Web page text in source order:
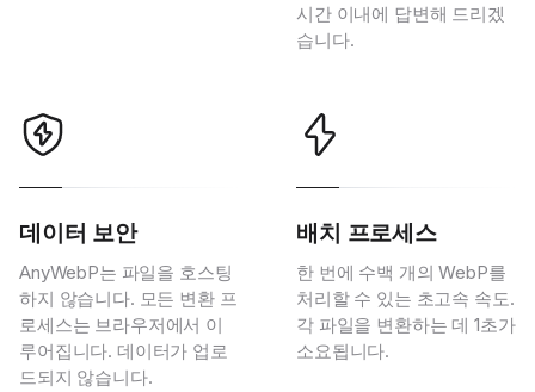
시간 이내에 답변해 드리겠
습니다.
데이터 보안
AnyWebP는 파일을 호스팅
하지 않습니다. 모든 변환 프
로세스는 브라우저에서 이
루어집니다. 데이터가 업로
드되지 않습니다.
배치 프로세스
한 번에 수백 개의 WebP를
처리할 수 있는 초고속 속도.
각 파일을 변환하는 데 1초가
소요됩니다.